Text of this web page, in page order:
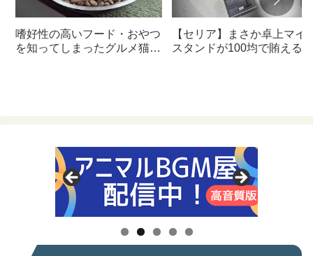
嗜好性の高いフード・おやつ
を知ってしまったグルメ猫の
【セリア】まさか卓上マイ
スタンドが100均で賄えるな